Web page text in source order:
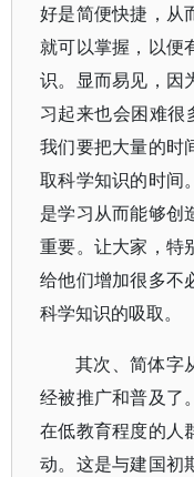
好是简便快捷，从
就可以掌握，以便
识。显而易见，因
习起来也会困难很
我们要把大量的时
取科学知识的时间
是学习从而能够创
重要。让大家，特
给他们增加很多不
科学知识的吸取。
其次、简体字
经被推广和普及了
在低教育程度的人
动。这是与建国初